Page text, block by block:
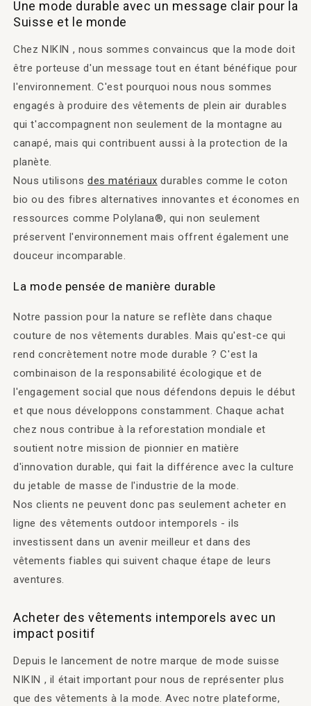
Une mode durable avec un message clair pour la
Suisse et le monde
Chez NIKIN , nous sommes convaincus que la mode doit
être porteuse d'un message tout en étant bénéfique pour
l'environnement. C'est pourquoi nous nous sommes
engagés à produire des vêtements de plein air durables
qui t'accompagnent non seulement de la montagne au
canapé, mais qui contribuent aussi à la protection de la
planète.
Nous utilisons des matériaux durables comme le coton
bio ou des fibres alternatives innovantes et économes en
ressources comme Polylana®, qui non seulement
préservent l'environnement mais offrent également une
douceur incomparable.
La mode pensée de manière durable
Notre passion pour la nature se reflète dans chaque
couture de nos vêtements durables. Mais qu'est-ce qui
rend concrètement notre mode durable ? C'est la
combinaison de la responsabilité écologique et de
l'engagement social que nous défendons depuis le début
et que nous développons constamment. Chaque achat
chez nous contribue à la reforestation mondiale et
soutient notre mission de pionnier en matière
d'innovation durable, qui fait la différence avec la culture
du jetable de masse de l'industrie de la mode.
Nos clients ne peuvent donc pas seulement acheter en
ligne des vêtements outdoor intemporels - ils
investissent dans un avenir meilleur et dans des
vêtements fiables qui suivent chaque étape de leurs
aventures.
Acheter des vêtements intemporels avec un
impact positif
Depuis le lancement de notre marque de mode suisse
NIKIN , il était important pour nous de représenter plus
que des vêtements à la mode. Avec notre plateforme,